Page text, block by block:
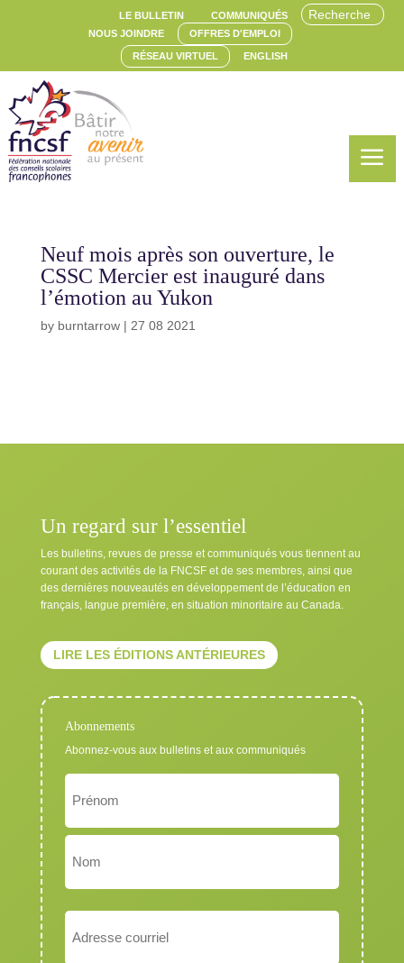
LE BULLETIN
COMMUNIQUÉS
NOUS JOINDRE
OFFRES D'EMPLOI
RÉSEAU VIRTUEL ENGLISH
a
Neuf mois après son ouverture, le
CSSC Mercier est inauguré dans
l’émotion au Yukon
by burntarrow| 27 08 2021
Un regard sur l’essentiel
Les bulletins, revues de presse et communiqués vous tiennent au
courant des activités de la FNCSF et de ses membres, ainsi que
des dernières nouveautés en développement de l’éducation en
français, langue première, en situation minoritaire au Canada.
LIRE LES ÉDITIONS ANTÉRIEURES
Abonnements
Abonnez-vous aux bulletins et aux communiqués
Nom
Exigé
Prénom
Courriel
Exigé